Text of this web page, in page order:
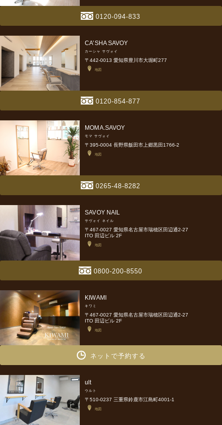
0120-094-833
CA’SHA SAVOY
カーシャ サヴォイ
〒442-0013 愛知県豊川市大堀町277
地図
0120-854-877
MOMA.SAVOY
モマ サヴォイ
〒395-0004 長野県飯田市上郷黒田1766-2
地図
0265-48-8282
SAVOY NAIL
サヴォイ ネイル
〒467-0027 愛知県名古屋市瑞穂区田辺通2-27
ITO 田辺ビル 2F
地図
0800-200-8550
KIWAMI
キワミ
〒467-0027 愛知県名古屋市瑞穂区田辺通2-27
ITO 田辺ビル 2F
地図
ネットで予約する
ult
ウルト
〒510-0237 三重県鈴鹿市江島町4001-1
地図